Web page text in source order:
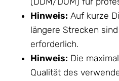
Hinweis: Auf kurze
längere Strecken
erforderlich.
Hinweis: Die
Qualität des